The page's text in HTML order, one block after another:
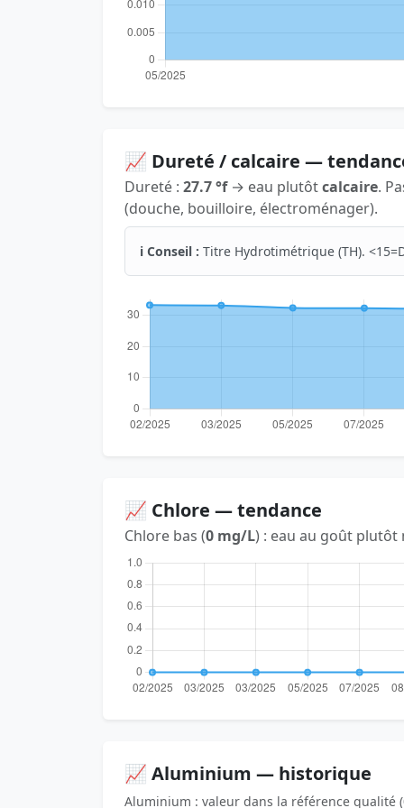
📈 Dureté / calcaire —
Dureté : 27.7 °f→ eau plutôtcalcaire.
(douche, bouilloire, électroménager).
ℹ️ Conseil : Titre Hydrotimétrique (TH).
📈 Chlore — tendance
Chlore bas (0 mg/L) : eau au goût
📈 Aluminium — historique
Aluminium : valeur dans la référence qualité